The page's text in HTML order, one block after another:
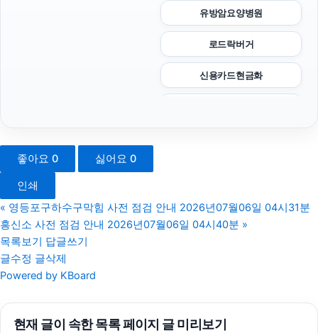
유방암요양병원
로드락버거
신용카드현금화
인스타 좋아요
서초음주운전변호사
조정이혼
좋아요 0 싫어요 0
인쇄
« 영등포구하수구막힘 사전 점검 안내 2026년07월06일 04시31분
흥신소 사전 점검 안내 2026년07월06일 04시40분 »
목록보기
답글쓰기
글수정 글삭제
Powered by KBoard
현재 글이 속한 목록 페이지 글 미리보기